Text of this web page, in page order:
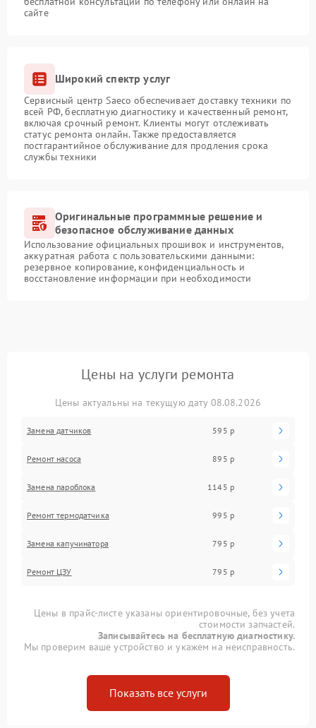
сайте
Широкий спектр услуг
Сервисный центр Saeco обеспечивает доставку техники по
всей РФ, бесплатную диагностику и качественный ремонт,
включая срочный ремонт. Клиенты могут отслеживать
статус ремонта онлайн. Также предоставляется
постгарантийное обслуживание для продления срока
службы техники
Оригинальные программные решение и
безопасное обслуживание данных
Использование официальных прошивок и инструментов,
аккуратная работа с пользовательскими данными:
резервное копирование, конфиденциальность и
восстановление информации при необходимости
Цены на услуги ремонта
Цены актуальны на текущую дату 08.08.2026
Замена датчиков 595 р
Ремонт насоса 895 р
Замена пароблока 1145 р
Ремонт термодатчика 995 р
Замена капучинатора 795 р
Ремонт ЦЗУ 795 р
Цены в прайс-листе указаны ориентировочные, без учета
стоимости запчастей.
Записывайтесь на бесплатную диагностику.
Мы проверим ваше устройство и укажем на неисправность.
Показать все услуги